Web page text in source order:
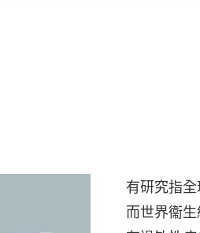
有研究指
而世界衞